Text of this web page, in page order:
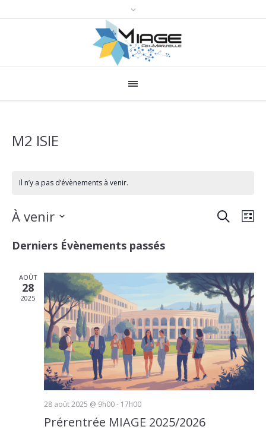
M2 ISIE
Il n’y a pas d’évènements à venir.
de
vues
À venir
une
Derniers Évènements passés
AOÛT
28
2025
28 août 2025 @ 9h00- 17h00
Prérentrée MIAGE 2025/2026